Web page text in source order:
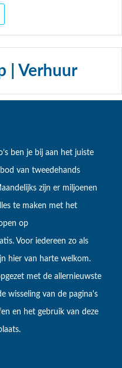
| Verhuur
ben je bij aan het juiste
van tweedehands
zijn er miljoenen
te maken met het
op
Voor iedereen zo als
hier van harte welkom.
met de allernieuwste
wisseling van de pagina's
en het gebruik van deze